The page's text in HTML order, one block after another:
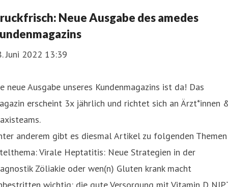
Neue Ausgabe des amedes
Juni 2022 13:39
neue Ausgabe unseres Kundenmagazins ist da! Das
erscheint 3x jährlich und richtet sich an Ärzt*innen
anderem gibt es diesmal Artikel zu folgenden
Virale Heptatitis: Neue Strategien in der
Zöliakie oder wen(n) Gluten krank macht